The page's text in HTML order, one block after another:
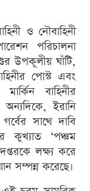
ও নৌবাহিনী
পরিচালনা
উপকূলীয় ঘাঁটি,
পোস্ট এবং
বাহিনীর
ইরানি
সাথে দাবি
কুখ্যাত ‘পঞ্চম
লক্ষ্য করে
সম্পন্ন করেছে।